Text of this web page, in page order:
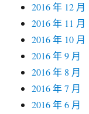
2016 年 12 月
2016 年 11 月
2016 年 10 月
2016 年 9 月
2016 年 8 月
2016 年 7 月
2016 年 6 月